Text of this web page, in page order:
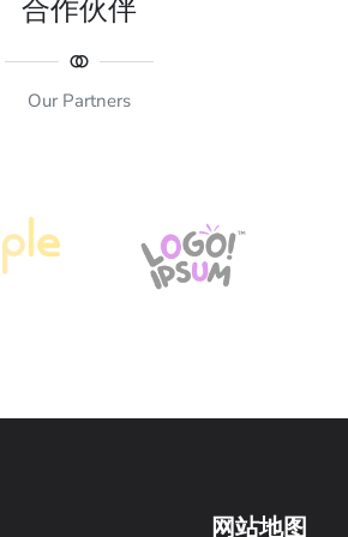
合作伙伴
Our Partners
网站地图